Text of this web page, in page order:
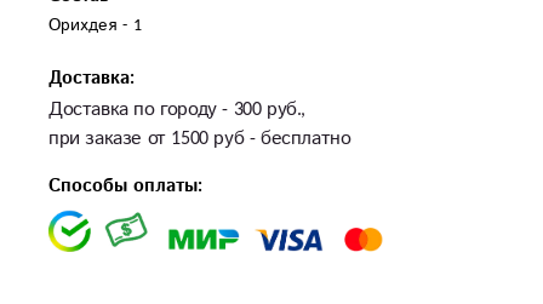
Орихдея - 1
Доставка:
Доставка по городу - 300 руб.,
при заказе от 1500 руб - бесплатно
Способы оплаты: